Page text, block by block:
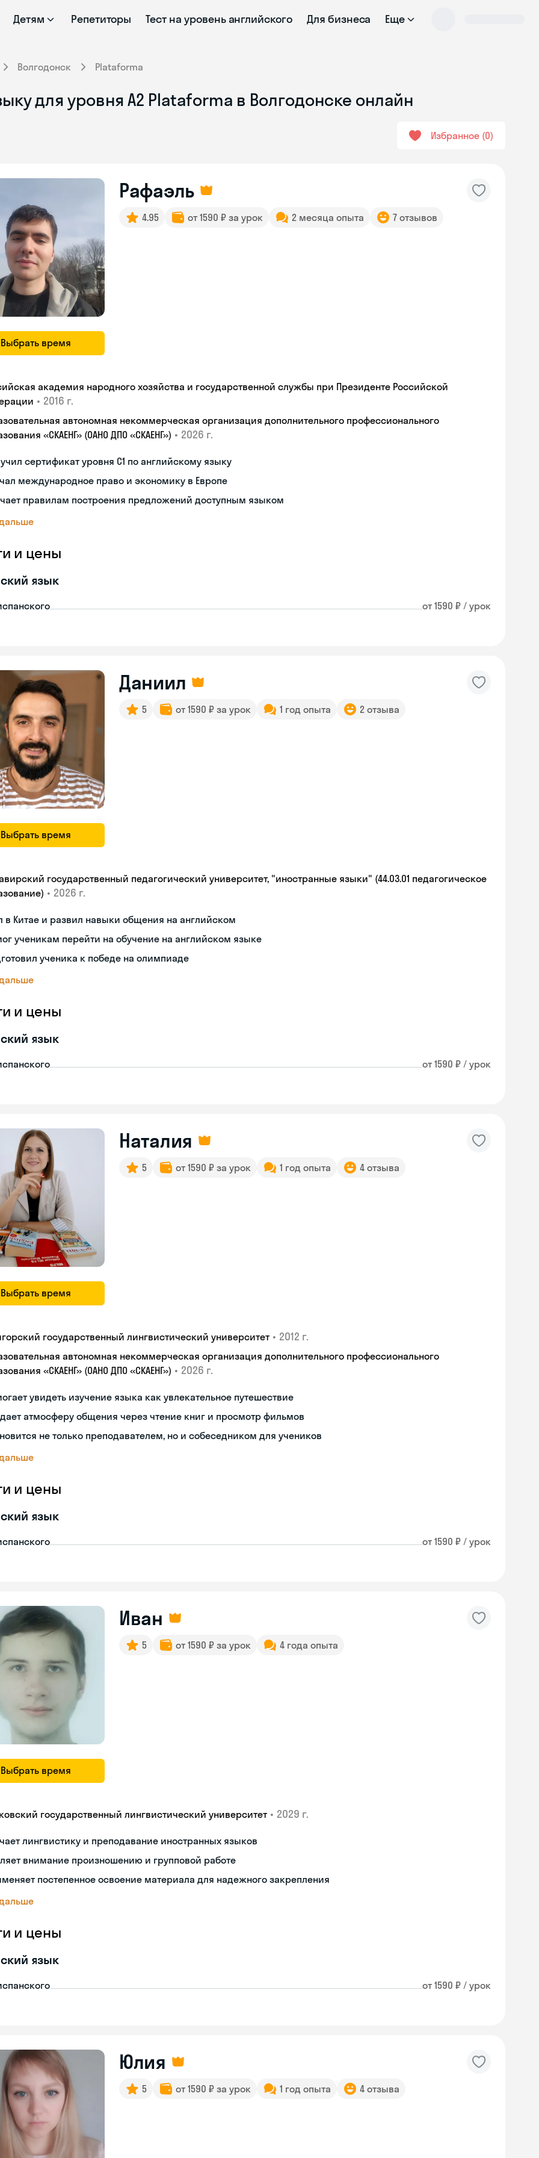
Детям Репетиторы Тест на уровень английского Для бизнеса Еще
Волгодонск Plataforma
для уровня А2 Plataforma в Волгодонске онлайн
Избранное 0
Выбрать время
Рафаэль
4.95 от 1590 ₽ за урок 2 месяца опыта 7 отзывов
академия народного хозяйства и государственной службы при Президенте Российской
• 2016 г.
автономная некоммерческая организация дополнительного профессионального
«СКАЕНГ» (ОАНО ДПО «СКАЕНГ») • 2026 г.
сертификат уровня С1 по английскому языку
международное право и экономику в Европе
правилам построения предложений доступным языком
и цены
язык
от 1590 ₽ / урок
Выбрать время
Даниил
5 от 1590 ₽ за урок 1 год опыта 2 отзыва
государственный педагогический университет, "иностранные языки" (44.03.01 педагогическое
• 2026 г.
в Китае и развил навыки общения на английском
ученикам перейти на обучение на английском языке
ученика к победе на олимпиаде
и цены
язык
от 1590 ₽ / урок
Выбрать время
Наталия
5 от 1590 ₽ за урок 1 год опыта 4 отзыва
государственный лингвистический университет • 2012 г.
автономная некоммерческая организация дополнительного профессионального
«СКАЕНГ» (ОАНО ДПО «СКАЕНГ») • 2026 г.
увидеть изучение языка как увлекательное путешествие
атмосферу общения через чтение книг и просмотр фильмов
не только преподавателем, но и собеседником для учеников
и цены
язык
от 1590 ₽ / урок
Выбрать время
Иван
5 от 1590 ₽ за урок 4 года опыта
государственный лингвистический университет • 2029 г.
лингвистику и преподавание иностранных языков
внимание произношению и групповой работе
постепенное освоение материала для надежного закрепления
и цены
язык
от 1590 ₽ / урок
Юлия
5 от 1590 ₽ за урок 1 год опыта 4 отзыва